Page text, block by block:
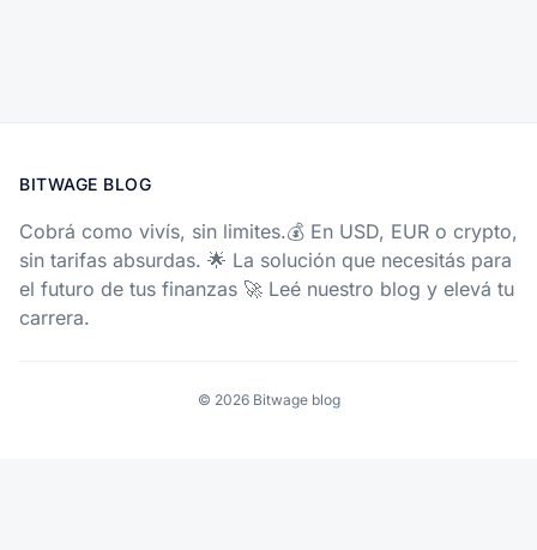
BITWAGE BLOG
Cobrá como vivís, sin limites.💰 En USD, EUR o crypto,
sin tarifas absurdas. 🌟 La solución que necesitás para
el futuro de tus finanzas 🚀 Leé nuestro blog y elevá tu
carrera.
© 2026 Bitwage blog